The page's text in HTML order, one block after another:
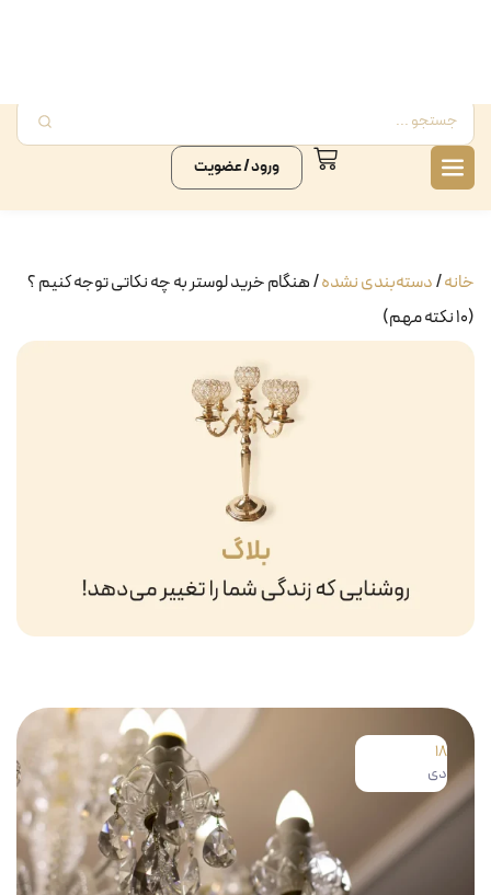
ورود / عضویت
خانه/دسته‌بندی نشده/ هنگام خرید لوستر به چه نکاتی توجه کنیم ؟
(۱۰ نکته مهم)
18
دی